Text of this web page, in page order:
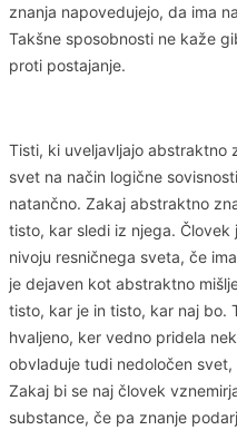
znanja napovedujejo, da ima
Takšne sposobnosti ne kaže
proti postajanje.
Tisti, ki uveljavljajo abstraktno
svet na način logične
natančno. Zakaj abstraktno
tisto, kar sledi iz njega.
nivoju resničnega sveta, če
je dejaven kot abstraktno
tisto, kar je in tisto, kar naj bo.
hvaljeno, ker vedno pridela
obvladuje tudi nedoločen
Zakaj bi se naj človek
substance, če pa znanje